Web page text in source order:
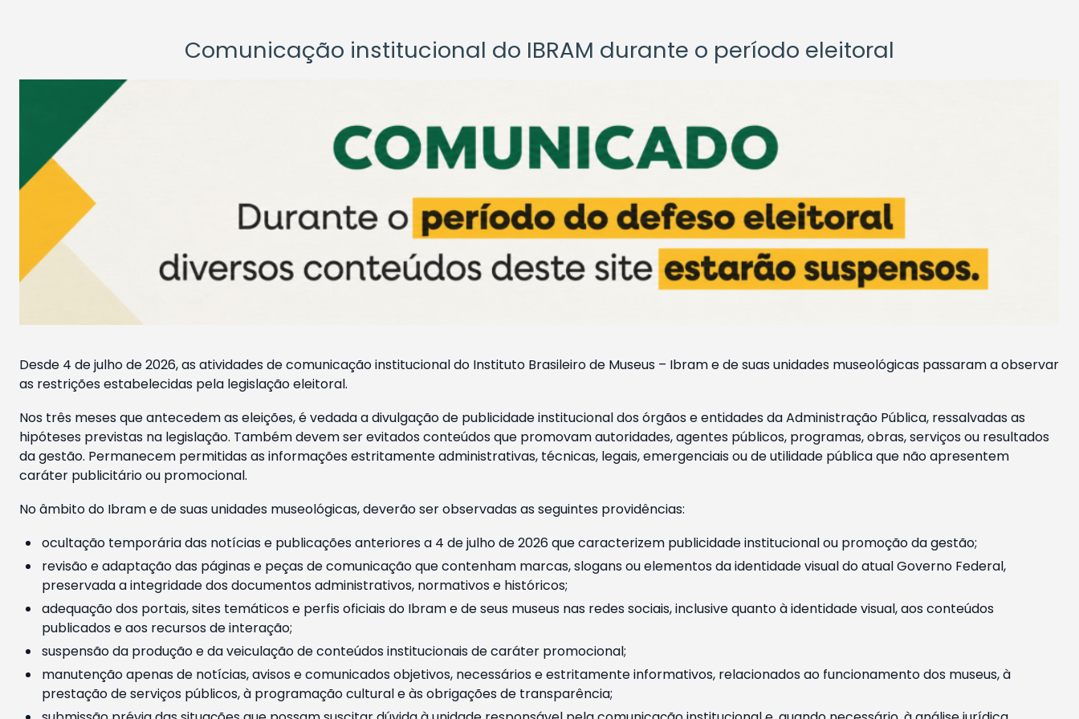
Comunicação institucional do IBRAM durante o período eleitoral
Desde 4 de julho de 2026, as atividades de comunicação institucional do Instituto Brasileiro de Museus – Ibram e de suas unidades museológicas passaram a observar
as restrições estabelecidas pela legislação eleitoral.
Nos três meses que antecedem as eleições, é vedada a divulgação de publicidade institucional dos órgãos e entidades da Administração Pública, ressalvadas as
hipóteses previstas na legislação. Também devem ser evitados conteúdos que promovam autoridades, agentes públicos, programas, obras, serviços ou resultados
da gestão. Permanecem permitidas as informações estritamente administrativas, técnicas, legais, emergenciais ou de utilidade pública que não apresentem
caráter publicitário ou promocional.
No âmbito do Ibram e de suas unidades museológicas, deverão ser observadas as seguintes providências:
ocultação temporária das notícias e publicações anteriores a 4 de julho de 2026 que caracterizem publicidade institucional ou promoção da gestão;
revisão e adaptação das páginas e peças de comunicação que contenham marcas, slogans ou elementos da identidade visual do atual Governo Federal,
preservada a integridade dos documentos administrativos, normativos e históricos;
adequação dos portais, sites temáticos e perfis oficiais do Ibram e de seus museus nas redes sociais, inclusive quanto à identidade visual, aos conteúdos
publicados e aos recursos de interação;
suspensão da produção e da veiculação de conteúdos institucionais de caráter promocional;
manutenção apenas de notícias, avisos e comunicados objetivos, necessários e estritamente informativos, relacionados ao funcionamento dos museus, à
prestação de serviços públicos, à programação cultural e às obrigações de transparência;